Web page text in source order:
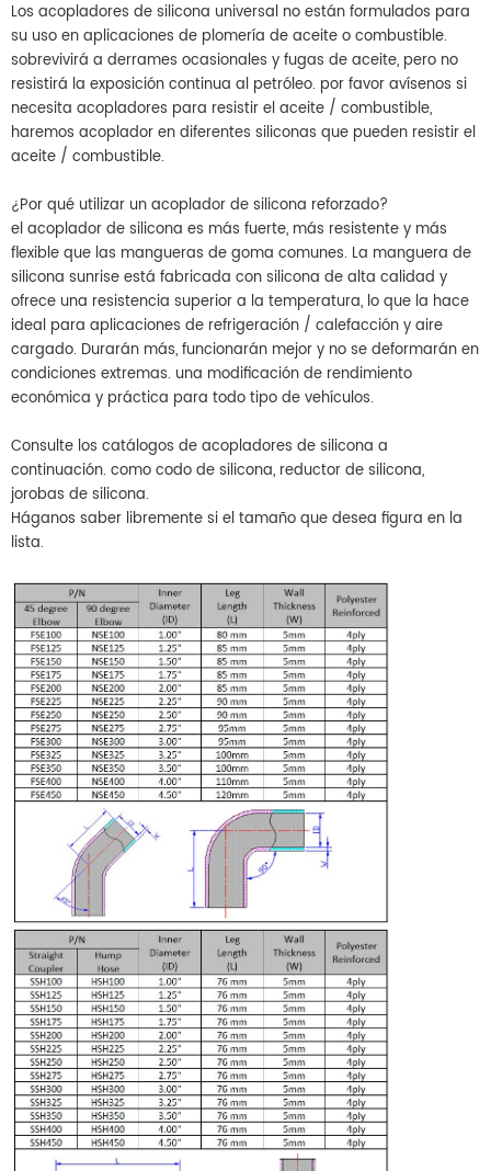
Los acopladores de silicona universal no están formulados para
su uso en aplicaciones de plomería de aceite o combustible.
sobrevivirá a derrames ocasionales y fugas de aceite, pero no
resistirá la exposición continua al petróleo. por favor avísenos si
necesita acopladores para resistir el aceite / combustible,
haremos acoplador en diferentes siliconas que pueden resistir el
aceite / combustible.
¿Por qué utilizar un acoplador de silicona reforzado?
el acoplador de silicona es más fuerte, más resistente y más
flexible que las mangueras de goma comunes. La manguera de
silicona sunrise está fabricada con silicona de alta calidad y
ofrece una resistencia superior a la temperatura, lo que la hace
ideal para aplicaciones de refrigeración / calefacción y aire
cargado. Durarán más, funcionarán mejor y no se deformarán en
condiciones extremas. una modificación de rendimiento
económica y práctica para todo tipo de vehículos.
Consulte los catálogos de acopladores de silicona a
continuación. como codo de silicona, reductor de silicona,
jorobas de silicona.
Háganos saber libremente si el tamaño que desea figura en la
lista.